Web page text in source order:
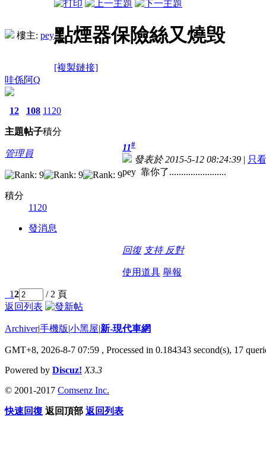
樓主: pey點煙器保險絲又燒毁
[複製鏈接]
哇係阿Q
12
主題
108
帖子
1120
積分
管理員
積分
1120
發消息
11#
發表於 2015-5-12 08:24:39 | 只
pey 靠你了........................
回復 支持 反對
使用道具 舉報
12
/ 2 頁
返回列表
Archiver|手機版|小黑屋|新-現代車網
GMT+8, 2026-8-7 07:59 , Processed in 0.184343 second(s), 17
Powered by Discuz! X3.3
© 2001-2017 Comsenz Inc.
快速回復 返回頂部 返回列表